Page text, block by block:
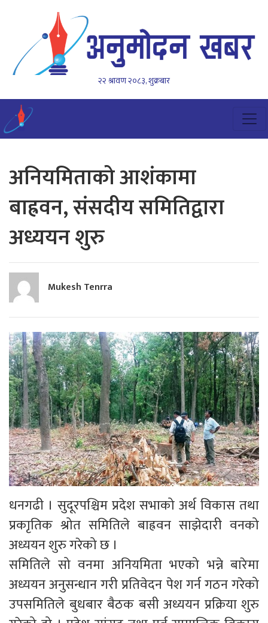
२२ श्रावण २०८३, शुक्रबार
अनियमिताको आशंकामा
बाह्रवन, संसदीय समितिद्वारा
अध्ययन शुरु
Mukesh Tenrra
धनगढी । सुदूरपश्चिम प्रदेश सभाको अर्थ विकास तथा
प्रकाृतिक श्रोत समितिले बाह्रवन साझेदारी वनको
अध्ययन शुरु गरेको छ ।
समितिले सो वनमा अनियमिता भएको भन्ने बारेमा
अध्ययन अनुसन्धान गरी प्रतिवेदन पेश गर्न गठन गरेको
उपसमितिले बुधबार बैठक बसी अध्ययन प्रक्रिया शुरु